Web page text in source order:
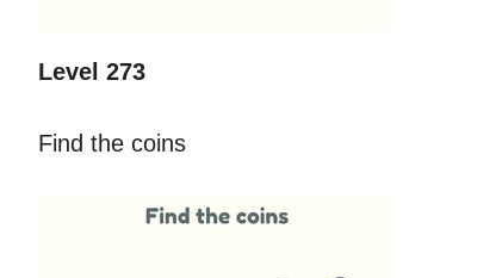
Level 273
Find the coins